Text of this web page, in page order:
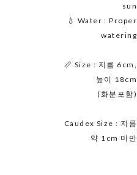
sun
💧 Water : Proper
watering
📏 Size : 지름 6cm,
높이 18cm
(화분포함)
Caudex Size : 지름
약 1cm 미만